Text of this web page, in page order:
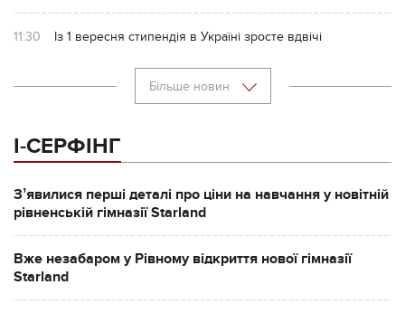
11:30 Із 1 вересня стипендія в Україні зросте вдвічі
Більше новин
І-СЕРФІНГ
Зʼявилися перші деталі про ціни на навчання у новітній
рівненській гімназії Starland
Вже незабаром у Рівному відкриття нової гімназії
Starland